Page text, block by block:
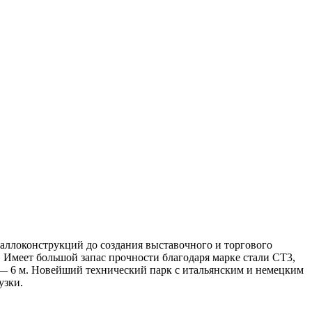
до создания выставочного и торгового
большой запас прочности благодаря марке стали СТ3,
6 м. Новейший технический парк с итальянским и немецким